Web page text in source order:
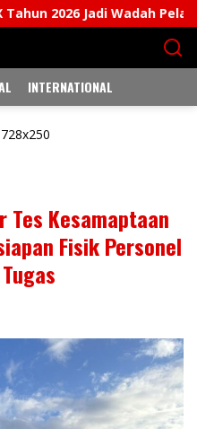
Wadah Pelajar Jembrana
INTERNATIONAL
Tes Kesamaptaan
Fisik Personel